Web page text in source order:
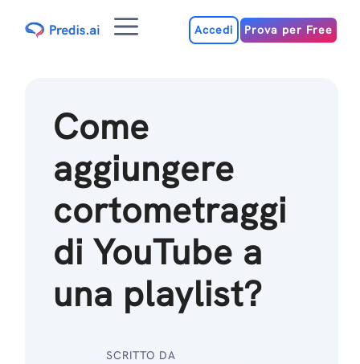
MenuAccedi Prova per Free
Come
aggiungere
cortometraggi
di YouTube a
una playlist?
SCRITTO DA